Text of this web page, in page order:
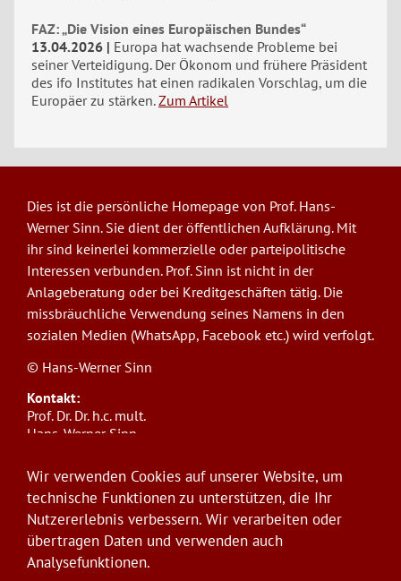
FAZ: „Die Vision eines Europäischen Bundes“
13.04.2026
Europa hat wachsende Probleme bei
seiner Verteidigung. Der Ökonom und frühere Präsident
des ifo Institutes hat einen radikalen Vorschlag, um die
Europäer zu stärken. Zum Artikel
Dies ist die persönliche Homepage von Prof. Hans-
Werner Sinn. Sie dient der öffentlichen Aufklärung. Mit
ihr sind keinerlei kommerzielle oder parteipolitische
Interessen verbunden. Prof. Sinn ist nicht in der
Anlageberatung oder bei Kreditgeschäften tätig. Die
missbräuchliche Verwendung seines Namens in den
sozialen Medien (WhatsApp, Facebook etc.) wird verfolgt.
© Hans-Werner Sinn
Kontakt:
Prof. Dr. Dr. h.c. mult.
Hans-Werner Sinn,
ifo Institut
Poschingerstr. 5, 81679 München
Telefon: +49(0)89/9224-1276
E-Mail:sinn@ifo.de
Anmelden
Wir verwenden Cookies auf unserer Website, um
technische Funktionen zu unterstützen, die Ihr
Nutzererlebnis verbessern. Wir verarbeiten oder
übertragen Daten und verwenden auch
Analysefunktionen.